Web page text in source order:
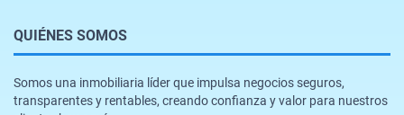
QUIÉNES SOMOS
Somos una inmobiliaria líder que impulsa negocios seguros,
transparentes y rentables, creando confianza y valor para nuestros